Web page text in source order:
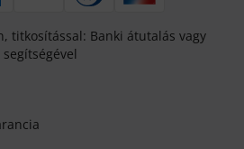
titkosítással: Banki átutalás vagy